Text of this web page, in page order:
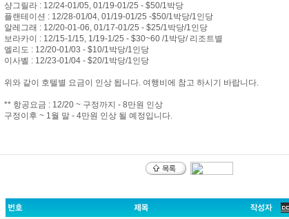
샹그릴라 : 12/24-01/05, 01/19-01/25 - $50/1박당
플랜테이션 : 12/28-01/04, 01/19-01/25 -$50/1박당/1인당
알레그래 : 12/20-01-06, 01/17-01/25 - $25/1박당/1인당
보라카이 : 12/15-1/15, 1/19-1/25 - $30~60 /1박당/ 리조트별
엘리도 : 12/20-01/03 - $10/1박당/1인당
이사벨 : 12/23-01/04 - $20/1박당/1인당
위와 같이 호텔별 요금이 인상 됩니다. 여행비에 참고 하시기 바랍니다.
** 항공요금 : 12/20 ~ 구정까지 - 8만원 인상
구정이후 ~ 1월 말 - 4만원 인상 될 예정입니다.